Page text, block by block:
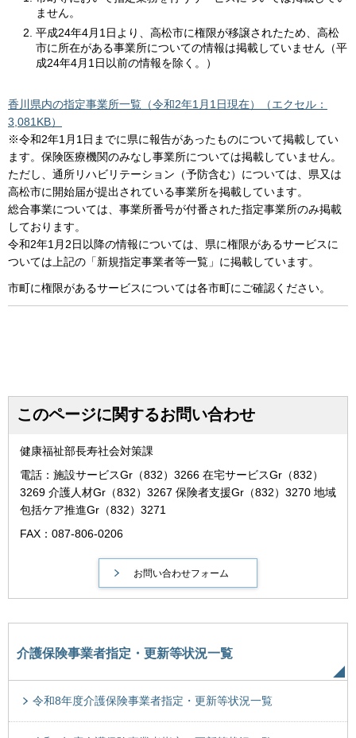
ません。
平成24年4月1日より、高松市に権限が移譲されたため、高松
市に所在がある事業所についての情報は掲載していません（平
成24年4月1日以前の情報を除く。）
香川県内の指定事業所一覧（令和2年1月1日現在）（エクセル：
3,081KB）
※令和2年1月1日までに県に報告があったものについて掲載してい
ます。保険医療機関のみなし事業所については掲載していません。
ただし、通所リハビリテーション（予防含む）については、県又は
高松市に開始届が提出されている事業所を掲載しています。
総合事業については、事業所番号が付番された指定事業所のみ掲載
しております。
令和2年1月2日以降の情報については、県に権限があるサービスに
ついては上記の「新規指定事業者等一覧」に掲載しています。
市町に権限があるサービスについては各市町にご確認ください。
このページに関するお問い合わせ
健康福祉部長寿社会対策課
電話：施設サービスGr（832）3266 在宅サービスGr（832）
3269 介護人材Gr（832）3267 保険者支援Gr（832）3270 地域
包括ケア推進Gr（832）3271
FAX：087-806-0206
介護保険事業者指定・更新等状況一覧
令和8年度介護保険事業者指定・更新等状況一覧